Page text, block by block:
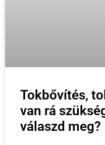
Tokbővítés,
van rá
válaszd meg?